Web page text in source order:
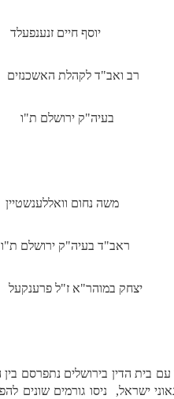
יוסף חיים זנענפעלד
רב ואב"ד לקהלת האשכנזים
ת"ו
וואללענשטיין
ראב"ד
ז"ל פרענקעל
עם בית הדין בירושלים נתפרסם
ישראל, ניסו גורמים שונים